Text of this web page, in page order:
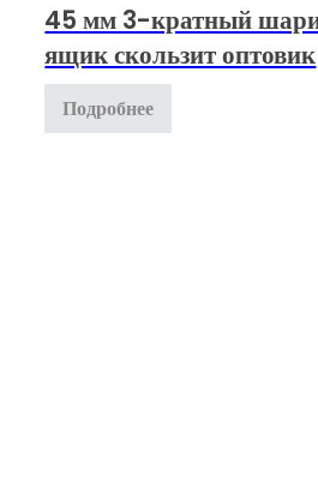
45 мм 3-кратный
ящик скользит оптовик
Подробнее